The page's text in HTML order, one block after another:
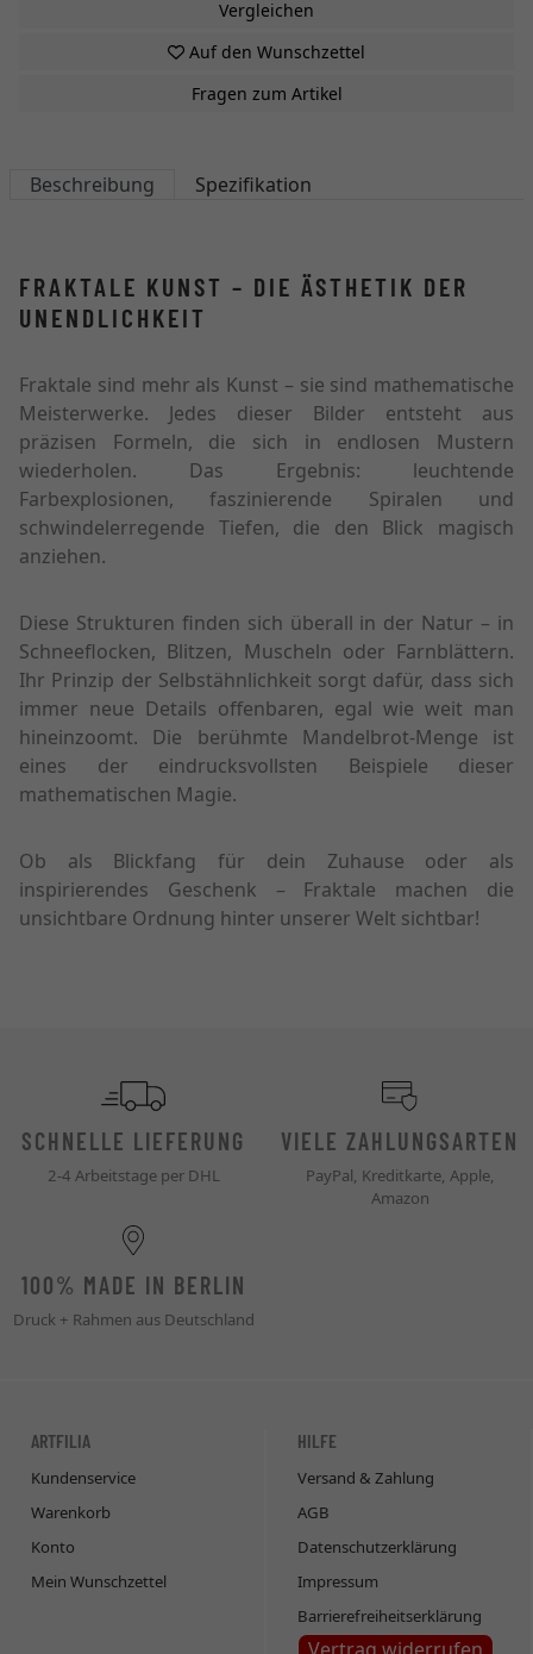
Vergleichen
Auf den Wunschzettel
Fragen zum Artikel
Beschreibung Spezifikation
FRAKTALE KUNST – DIE ÄSTHETIK DER
UNENDLICHKEIT
Fraktale sind mehr als Kunst – sie sind mathematische
Meisterwerke. Jedes dieser Bilder entsteht aus
präzisen Formeln, die sich in endlosen Mustern
wiederholen. Das Ergebnis: leuchtende
Farbexplosionen, faszinierende Spiralen und
schwindelerregende Tiefen, die den Blick magisch
anziehen.
Diese Strukturen finden sich überall in der Natur – in
Schneeflocken, Blitzen, Muscheln oder Farnblättern.
Ihr Prinzip der Selbstähnlichkeit sorgt dafür, dass sich
immer neue Details offenbaren, egal wie weit man
hineinzoomt. Die berühmte Mandelbrot-Menge ist
eines der eindrucksvollsten Beispiele dieser
mathematischen Magie.
Ob als Blickfang für dein Zuhause oder als
inspirierendes Geschenk – Fraktale machen die
unsichtbare Ordnung hinter unserer Welt sichtbar!
SCHNELLE LIEFERUNG
2-4 Arbeitstage per DHL
VIELE ZAHLUNGSARTEN
PayPal, Kreditkarte, Apple,
Amazon
100% MADE IN BERLIN
Druck + Rahmen aus Deutschland
ARTFILIA
Kundenservice
Warenkorb
Konto
Mein Wunschzettel
HILFE
Versand & Zahlung
AGB
Datenschutzerklärung
Impressum
Barrierefreiheitserklärung